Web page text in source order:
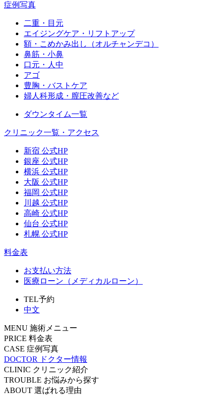
症例写真
二重・目元
エイジングケア・リフトアップ
額・こめかみ出し（オルチャンデコ）
鼻筋・小鼻
口元・人中
アゴ
豊胸・バストケア
婦人科形成・膣圧改善など
ダウンタイム一覧
クリニック一覧・アクセス
新宿 公式HP
銀座 公式HP
横浜 公式HP
大阪 公式HP
福岡 公式HP
川越 公式HP
高崎 公式HP
仙台 公式HP
札幌 公式HP
料金表
お支払い方法
医療ローン（メディカルローン）
TEL予約
中文
MENU 施術メニュー
PRICE 料金表
CASE 症例写真
DOCTOR
ドクター情報
CLINIC クリニック紹介
TROUBLE お悩みから探す
ABOUT 選ばれる理由